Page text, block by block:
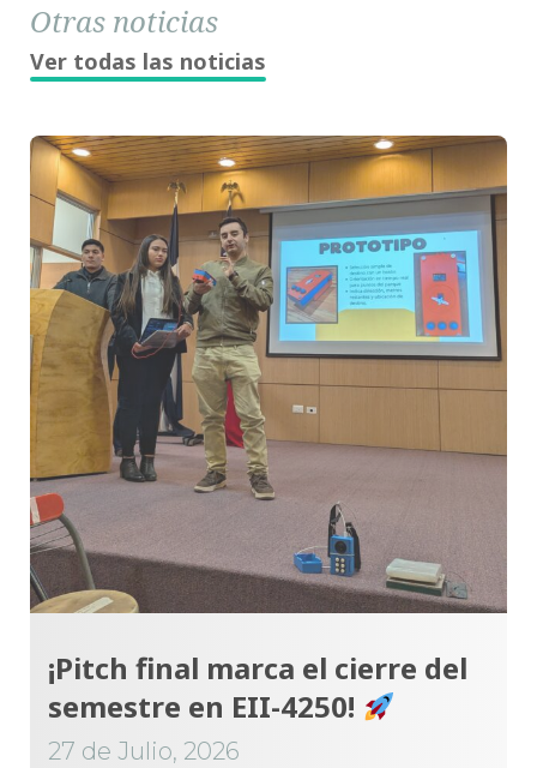
Otras noticias
Ver todas las noticias
¡Pitch final marca el cierre del
semestre en EII-4250!
27 de Julio, 2026